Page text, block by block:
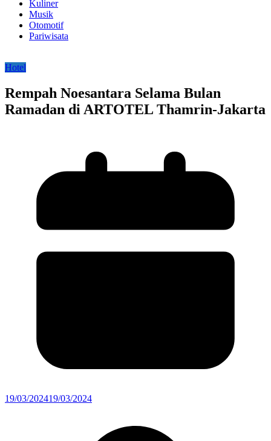
Kuliner
Musik
Otomotif
Pariwisata
Hotel
Rempah Noesantara Selama Bulan
Ramadan di ARTOTEL Thamrin-Jakarta
19/03/202419/03/2024